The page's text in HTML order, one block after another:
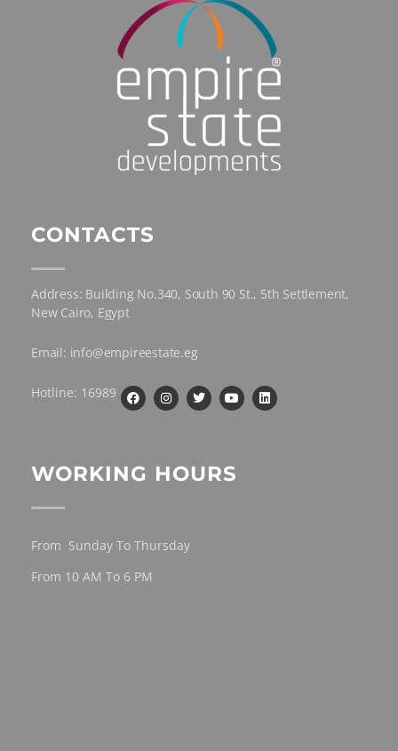
CONTACTS
Address: Building No.340, South 90 St., 5th Settlement,
New Cairo, Egypt
Email: info@empireestate.eg
Hotline: 16989
WORKING HOURS
From Sunday To Thursday
From 10 AM To 6 PM